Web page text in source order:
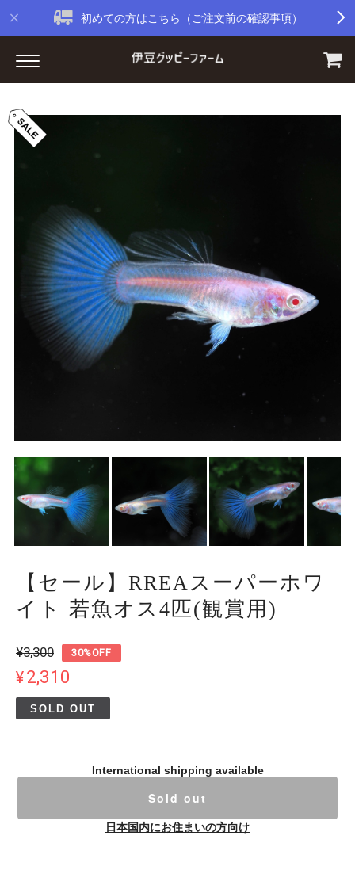
初めての方はこちら（ご注文前の確認事項）
【セール】RREAスーパーホワ
イト 若魚オス4匹(観賞用)
¥3,300 30%OFF
¥2,310
SOLD OUT
International shipping available
Sold out
日本国内にお住まいの方向け